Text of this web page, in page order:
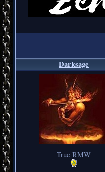
Darksage
True RMW